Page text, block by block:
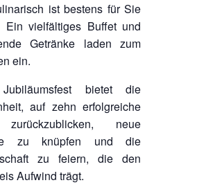
ist bestens für Sie
Ein vielfältiges Buffet und
Getränke laden zum
ein.
bietet die
auf zehn erfolgreiche
neue
zu knüpfen und die
zu feiern, die den
Aufwind trägt.